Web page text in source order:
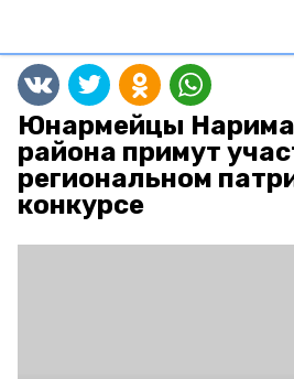
Юнармейцы
района примут
региональном
конкурсе